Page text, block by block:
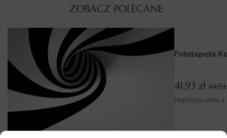
Każda fototapeta jest produkowana na wymiar —
ściany, dzięki czemu unikasz docinania i marnowania
materiału.
Montaż jest intuicyjny i przypomina klejenie tradycyjnej
tapety — klej nakładasz na ścianę, a pasy układasz na styk,
bez zakładek.
Dlaczego warto wybrać tę fototapetę
Fototapeta Papugi to inwestycja w wnętrze, które ma
ZOBACZ POLECANE
Fototapeta
41.93 zł
Najniższa cena